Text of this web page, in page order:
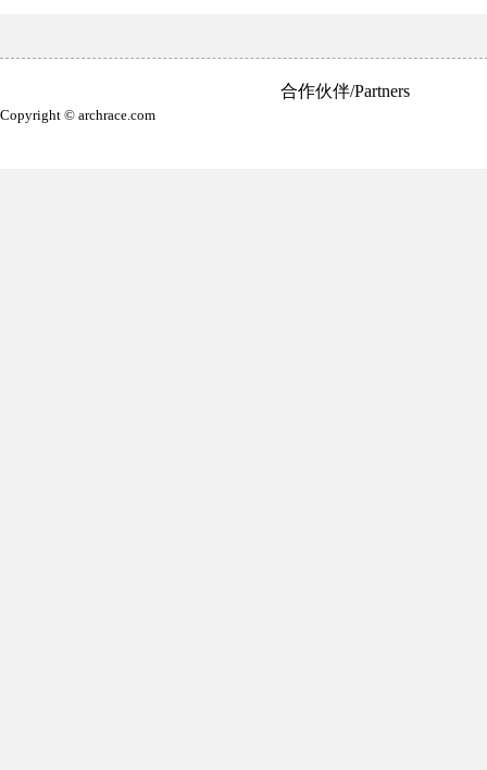
Copyright © archrace.com
合作伙伴/Partners